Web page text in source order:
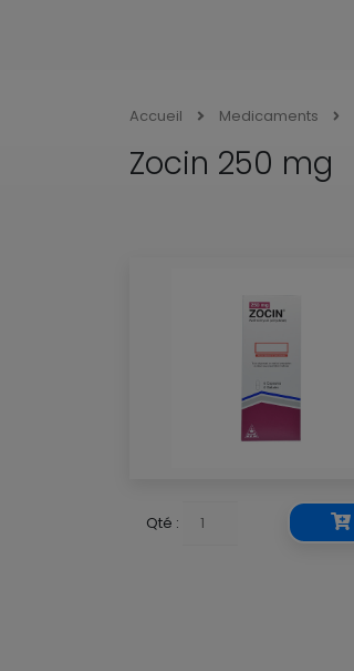
Accueil Medicaments
Zocin 250 mg
Qté :